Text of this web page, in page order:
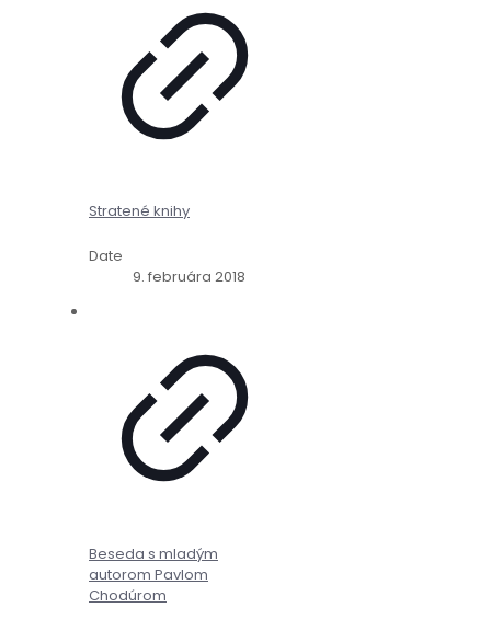
Stratené knihy
Date
9. februára 2018
Beseda s mladým
autorom Pavlom
Chodúrom